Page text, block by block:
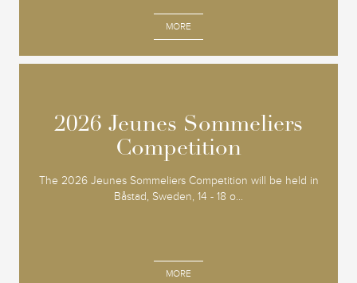
MORE
2026 Jeunes Sommeliers
Competition
The 2026 Jeunes Sommeliers Competition will be held in
Båstad, Sweden, 14 - 18 o...
MORE
2026 Jeunes Sommeliers
Competition